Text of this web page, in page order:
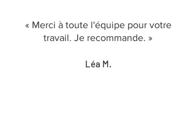
« Merci à toute l'équipe pour votre
travail. Je recommande. »
Léa M.